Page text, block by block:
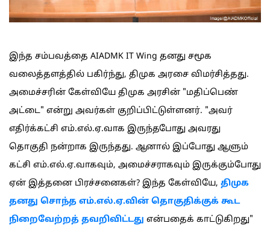
இந்த சம்பவத்தை AIADMK IT Wing தனது சமூக
வலைத்தளத்தில் பகிர்ந்து, திமுக அரசை விமர்சித்தது.
அமைச்சரின் கேள்வியே திமுக அரசின் "மதிப்பெண்
அட்டை" என்று அவர்கள் குறிப்பிட்டுள்ளனர். "அவர்
எதிர்க்கட்சி எம்.எல்.ஏ.வாக இருந்தபோது அவரது
தொகுதி நன்றாக இருந்தது. ஆனால் இப்போது ஆளும்
கட்சி எம்.எல்.ஏ.வாகவும், அமைச்சராகவும் இருக்கும்போது
ஏன் இத்தனை பிரச்சனைகள்? இந்த கேள்வியே, திமுக
தனது சொந்த எம்.எல்.ஏ.வின் தொகுதிக்குக் கூட
நிறைவேற்றத் தவறிவிட்டது என்பதைக் காட்டுகிறது"